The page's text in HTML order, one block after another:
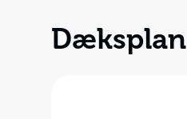
Dæksplan